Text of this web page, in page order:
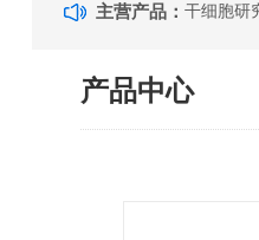
主营产品：干细胞研
产品中心